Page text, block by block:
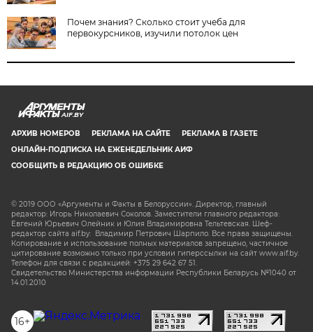
Почем знания? Сколько стоит учеба для
первокурсников, изучили потолок цен
AIF.BY
АРХИВ НОМЕРОВ РЕКЛАМА НА САЙТЕ
РЕКЛАМА В ГАЗЕТЕ
ОНЛАЙН-ПОДПИСКА НА ЕЖЕНЕДЕЛЬНИК АИФ
СООБЩИТЬ В РЕДАКЦИЮ ОБ ОШИБКЕ
© 2019 ООО «Аргументы и Факты в Белоруссии». Директор, главный
редактор: Игорь Николаевич Соколов. Заместители главного редактора:
Евгений Юрьевич Олейник и Юлия Владимировна Тельтевская. Шеф-
редактор сайта aif.by: Владимир Петрович Шарпило. Все права защищены.
Копирование и использование полных материалов запрещено, частичное
цитирование возможно только при условии гиперссылки на сайт www.aif.by.
Телефон для связи с редакцией: +375 29 642 67 51.
Свидетельство Министерства информации Республики Беларусь №1040 от
14.01.2010
16+